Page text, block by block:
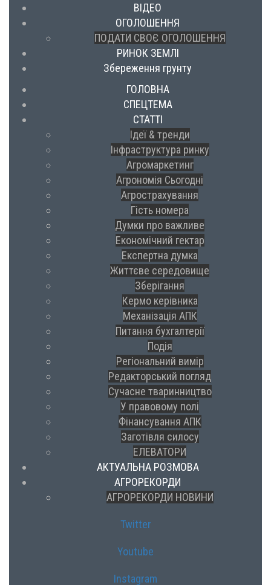
ВІДЕО
ОГОЛОШЕННЯ
ПОДАТИ СВОЄ ОГОЛОШЕННЯ
РИНОК ЗЕМЛІ
Збереження грунту
ГОЛОВНА
СПЕЦТЕМА
СТАТТІ
Ідеї & тренди
Інфраструктура ринку
Агромаркетинг
Агрономія Сьогодні
Агрострахування
Гість номера
Думки про важливе
Економічний гектар
Експертна думка
Життєве середовище
Зберігання
Кермо керівника
Механізація АПК
Питання бухгалтерії
Подія
Регіональний вимір
Редакторський погляд
Сучасне тваринництво
У правовому полі
Фінансування АПК
Заготівля силосу
ЕЛЕВАТОРИ
АКТУАЛЬНА РОЗМОВА
АГРОРЕКОРДИ
АГРОРЕКОРДИ НОВИНИ
Twitter
Youtube
Instagram